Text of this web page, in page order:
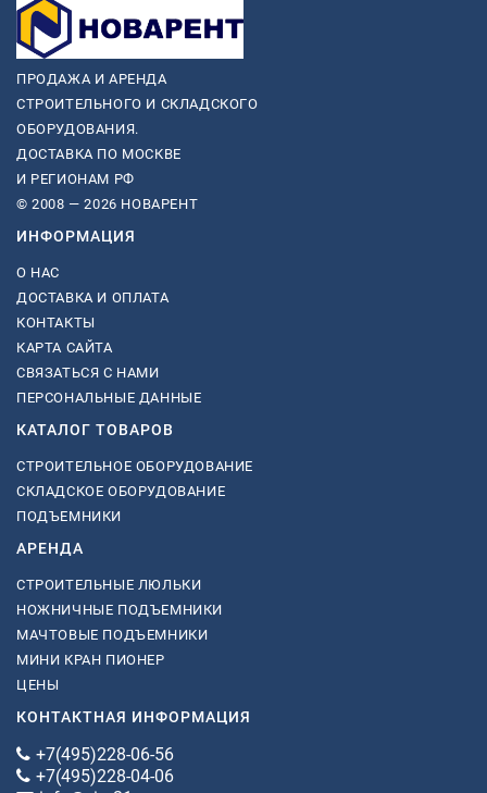
ПРОДАЖА И АРЕНДА
СТРОИТЕЛЬНОГО И СКЛАДСКОГО
ОБОРУДОВАНИЯ.
ДОСТАВКА ПО МОСКВЕ
И РЕГИОНАМ РФ
© 2008 — 2026 НОВАРЕНТ
ИНФОРМАЦИЯ
О НАС
ДОСТАВКА И ОПЛАТА
КОНТАКТЫ
КАРТА САЙТА
СВЯЗАТЬСЯ С НАМИ
ПЕРСОНАЛЬНЫЕ ДАННЫЕ
КАТАЛОГ ТОВАРОВ
СТРОИТЕЛЬНОЕ ОБОРУДОВАНИЕ
СКЛАДСКОЕ ОБОРУДОВАНИЕ
ПОДЪЕМНИКИ
АРЕНДА
СТРОИТЕЛЬНЫЕ ЛЮЛЬКИ
НОЖНИЧНЫЕ ПОДЪЕМНИКИ
МАЧТОВЫЕ ПОДЪЕМНИКИ
МИНИ КРАН ПИОНЕР
ЦЕНЫ
КОНТАКТНАЯ ИНФОРМАЦИЯ
+7(495)228-06-56
+7(495)228-04-06